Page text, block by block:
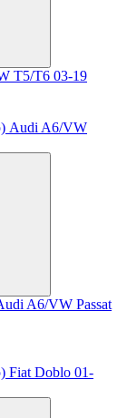
T5/T6 03-19
A6/VW Passat